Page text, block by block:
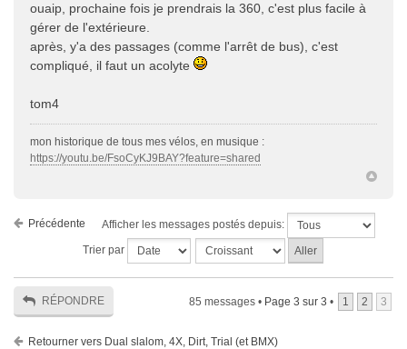
ouaip, prochaine fois je prendrais la 360, c'est plus facile à
gérer de l'extérieure.
après, y'a des passages (comme l'arrêt de bus), c'est
compliqué, il faut un acolyte
tom4
mon historique de tous mes vélos, en musique :
https://youtu.be/FsoCyKJ9BAY?feature=shared
Précédente
Afficher les messages postés depuis:
Trier par
RÉPONDRE 85 messages • Page 3 sur 3 • 1 2 3
Retourner vers Dual slalom, 4X, Dirt, Trial (et BMX)